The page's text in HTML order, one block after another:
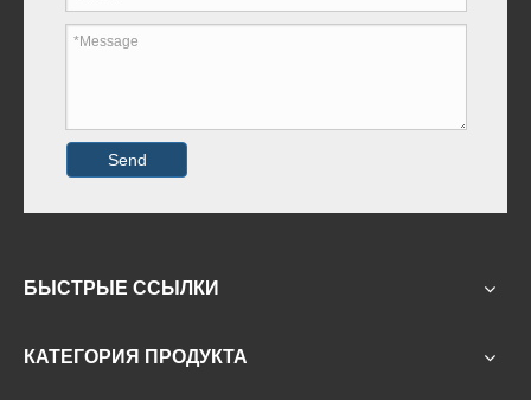
Send
БЫСТРЫЕ ССЫЛКИ
КАТЕГОРИЯ ПРОДУКТА